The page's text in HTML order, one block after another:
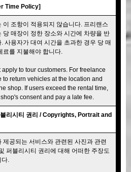
Time Policy]
이 조항이 적용되지 않습니다. 프리랜스
당 매장이 정한 장소와 시간에 차량을 반
사용자가 대여 시간을 초과한 경우 당 매
료를 지불해야 합니다.
to tour customers. For freelance
to return vehicles at the location and
shop. If users exceed the rental time,
consent and pay a late fee.
리시티 권리 / Copyrights, Portrait and
제공되는 서비스와 관련된 사진과 관련
퍼블리시티 권리에 대해 어떠한 주장도
.